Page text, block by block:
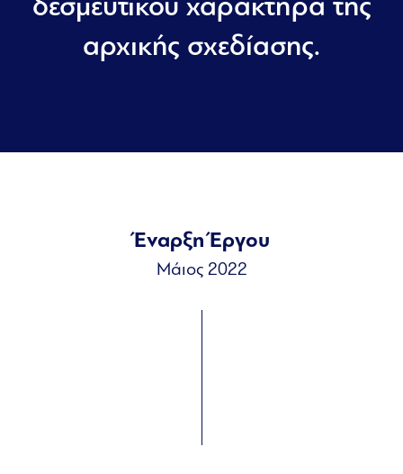
αρχικής σχεδίασης.
Έναρξη Έργου
Μάιος 2022